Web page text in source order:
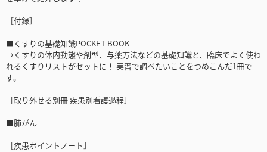
［付録］
■くすりの基礎知識POCKET BOOK
→くすりの体内動態や剤型、与薬方法などの基礎知識と、臨床でよく使わ
れるくすりリストがセットに！ 実習で調べたいことをつめこんだ1冊で
す。
［取り外せる別冊 疾患別看護過程］
■肺がん
［疾患ポイントノート］